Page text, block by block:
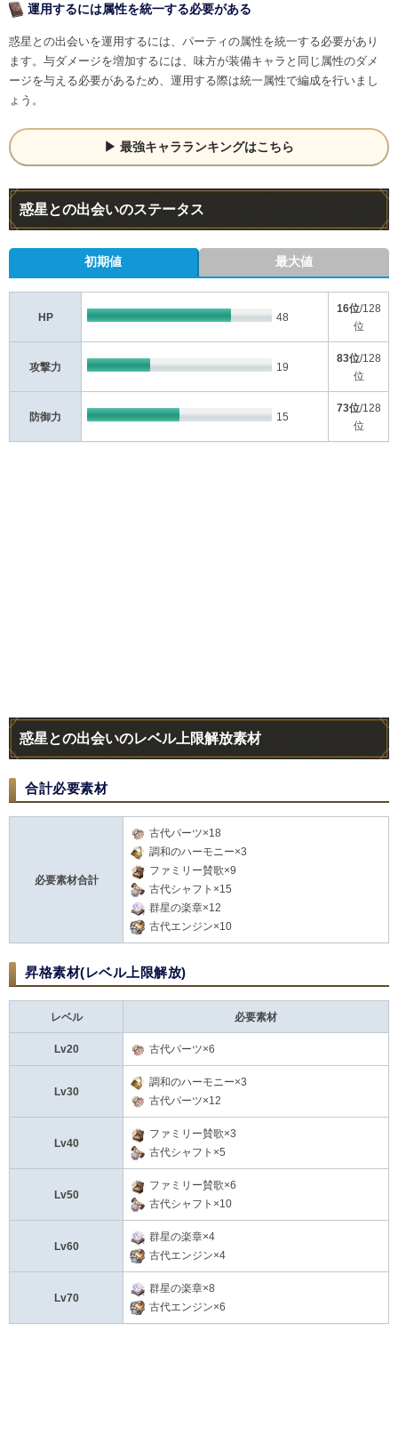
運用するには属性を統一する必要がある
惑星との出会いを運用するには、パーティの属性を統一する必要があり
ます。与ダメージを増加するには、味方が装備キャラと同じ属性のダメ
ージを与える必要があるため、運用する際は統一属性で編成を行いまし
ょう。
最強キャラランキングはこちら
惑星との出会いのステータス
初期値 最大値
HP 48
16位/128
位
攻撃力 19
83位/128
位
防御力 15
73位/128
位
惑星との出会いのレベル上限解放素材
合計必要素材
必要素材合計
古代パーツ×18
調和のハーモニー×3
ファミリー賛歌×9
古代シャフト×15
群星の楽章×12
古代エンジン×10
昇格素材(レベル上限解放)
レベル 必要素材
Lv20 古代パーツ×6
Lv30
調和のハーモニー×3
古代パーツ×12
Lv40
ファミリー賛歌×3
古代シャフト×5
Lv50
ファミリー賛歌×6
古代シャフト×10
Lv60
群星の楽章×4
古代エンジン×4
Lv70
群星の楽章×8
古代エンジン×6